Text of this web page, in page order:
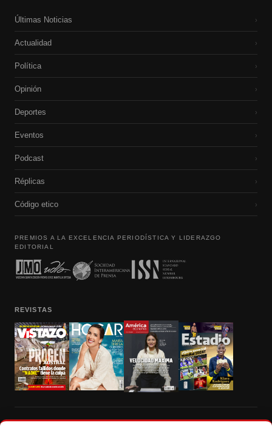
Últimas Noticias ›
Actualidad ›
Política ›
Opinión ›
Deportes ›
Eventos ›
Podcast ›
Réplicas ›
Código etico ›
PREMIOS A LA EXCELENCIA PERIODÍSTICA Y LIDERAZGO
EDITORIAL
REVISTAS